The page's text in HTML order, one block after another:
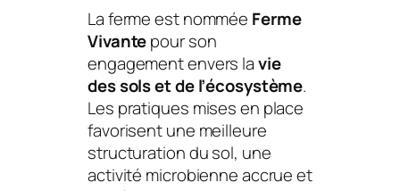
La ferme est nommée Ferme
Vivantepour son
engagement envers lavie
des sols et de l’écosystème.
Les pratiques mises en place
favorisent une meilleure
structuration du sol, une
activité microbienne accrue et